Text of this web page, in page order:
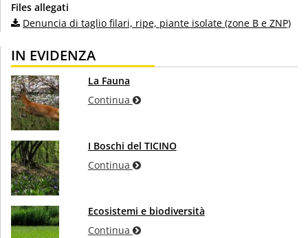
Files allegati
Denuncia di taglio filari, ripe, piante isolate (zone B e ZNP)
IN EVIDENZA
La Fauna
Continua
I Boschi del TICINO
Continua
Ecosistemi e biodiversità
Continua